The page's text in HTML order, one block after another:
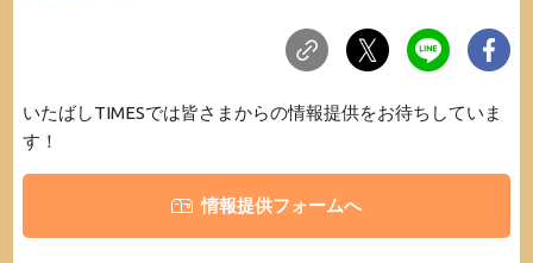
いたばしTIMESでは皆さまからの情報提供をお待ちしていま
す！
情報提供フォームへ